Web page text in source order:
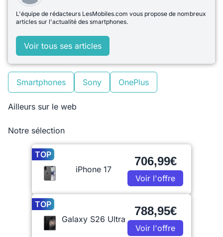
L'équipe de rédacteurs LesMobiles.com vous propose de nombreux
articles sur l'actualité des smartphones.
Voir tous ses articles
Smartphones Sony OnePlus
Ailleurs sur le web
Notre sélection
TOP
iPhone 17
706,99€
Voir l'offre
TOP
Galaxy S26 Ultra
788,95€
Voir l'offre